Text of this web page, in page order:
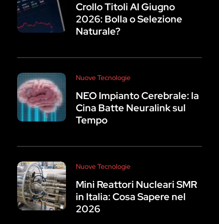
Crollo Titoli AI Giugno
2026: Bolla o Selezione
Naturale?
Nuove Tecnologie
NEO Impianto Cerebrale: la
Cina Batte Neuralink sul
Tempo
Nuove Tecnologie
Mini Reattori Nucleari SMR
in Italia: Cosa Sapere nel
2026